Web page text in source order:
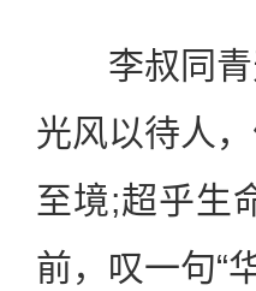
李叔同青
光风以待人
至境;超乎生
前，叹一句“